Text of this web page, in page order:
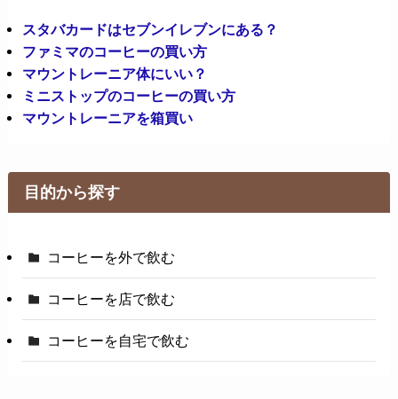
スタバカードはセブンイレブンにある？
ファミマのコーヒーの買い方
マウントレーニア体にいい？
ミニストップのコーヒーの買い方
マウントレーニアを箱買い
目的から探す
コーヒーを外で飲む
コーヒーを店で飲む
コーヒーを自宅で飲む